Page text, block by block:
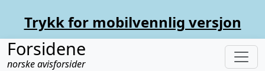
Trykk for mobilvennlig versjon
Forsidene
norske avisforsider